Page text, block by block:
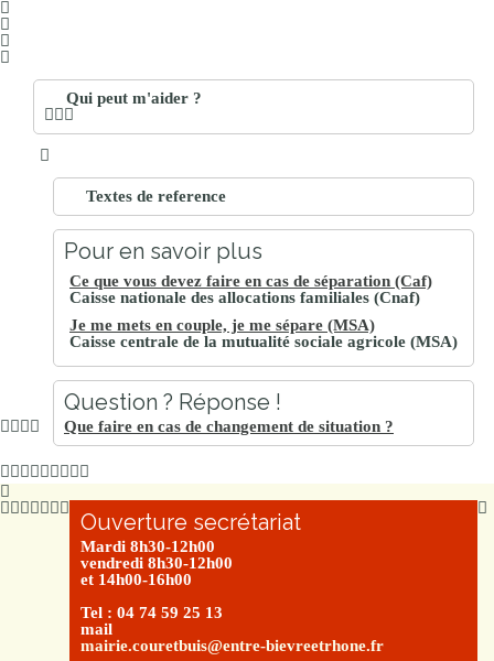
Qui peut m'aider ?
Textes de reference
Pour en savoir plus
Ce que vous devez faire en cas de séparation (Caf)
Caisse nationale des allocations familiales (Cnaf)
Je me mets en couple, je me sépare (MSA)
Caisse centrale de la mutualité sociale agricole (MSA)
Question ? Réponse !
Que faire en cas de changement de situation ?
Ouverture secrétariat
Mardi 8h30-12h00
vendredi 8h30-12h00
et 14h00-16h00
Tel : 04 74 59 25 13
mail
mairie.couretbuis@entre-bievreetrhone.fr